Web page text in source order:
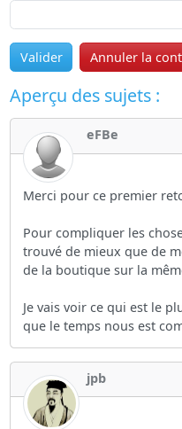
Valider Annuler la
Aperçu des sujets :
eFBe
Merci pour ce premier
Pour compliquer les
trouvé de mieux que de
de la boutique sur la
Je vais voir ce qui est le
que le temps nous est
jpb